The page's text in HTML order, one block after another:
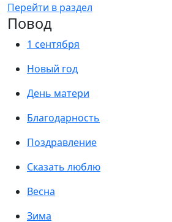
Перейти в раздел
Повод
1 сентября
Новый год
День матери
Благодарность
Поздравление
Сказать люблю
Весна
Зима